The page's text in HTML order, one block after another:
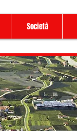
Società